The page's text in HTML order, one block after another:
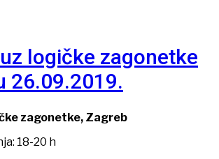
logičke zagonetke
26.09.2019.
zagonetke, Zagreb
18-20 h